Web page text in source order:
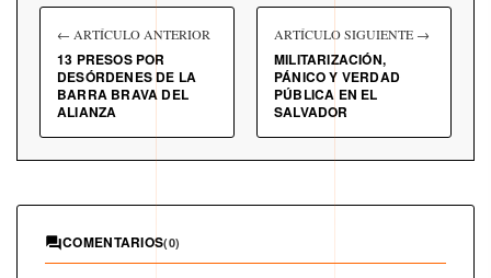
← ARTÍCULO ANTERIOR
13 PRESOS POR
DESÓRDENES DE LA
BARRA BRAVA DEL
ALIANZA
ARTÍCULO SIGUIENTE →
MILITARIZACIÓN,
PÁNICO Y VERDAD
PÚBLICA EN EL
SALVADOR
COMENTARIOS(0)